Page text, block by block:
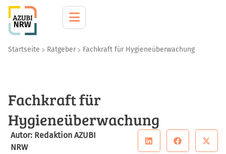
Startseite Ratgeber Fachkraft für Hygieneüberwachung
Fachkraft für
Hygieneüberwachung
Autor: Redaktion AZUBI
NRW